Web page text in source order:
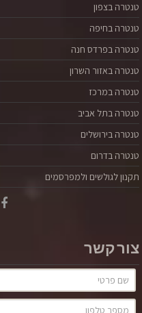
טנטרה בצפון
טנטרה בחיפה
טנטרה בפרדס חנה
טנטרה באזור השרון
טנטרה במרכז
טנטרה בתל אביב
טנטרה בירושלים
טנטרה בדרום
תקנון לגולשים ולמפרסמים
צור קשר